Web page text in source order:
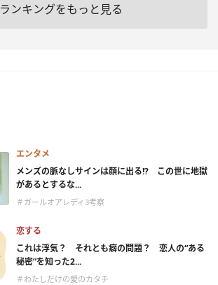
ランキングをもっと見る
エンタメ
メンズの脈なしサインは顔に出る!? この世に地獄
があるとするな...
＃ガールオアレディ3考察
恋する
これは浮気？ それとも癖の問題？ 恋人の“ある
秘密”を知った2...
＃わたしだけの愛のカタチ